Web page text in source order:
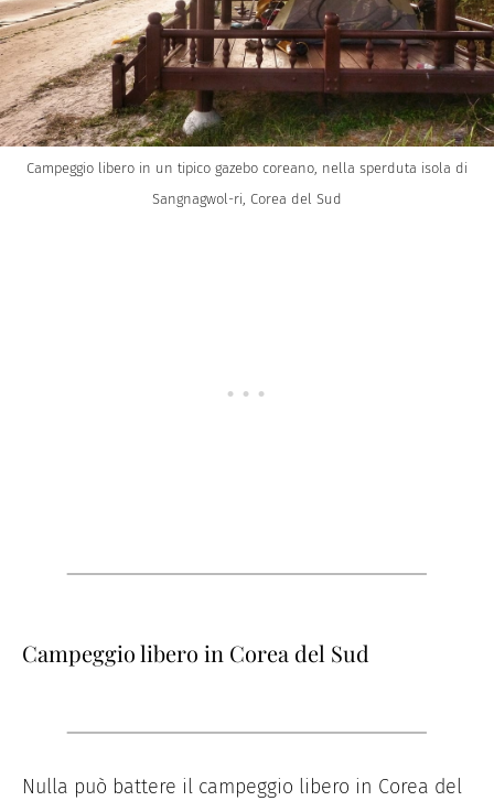
Campeggio libero in un tipico gazebo coreano, nella sperduta isola di
Sangnagwol-ri, Corea del Sud
Campeggio libero in Corea del Sud
Nulla può battere il campeggio libero in Corea del